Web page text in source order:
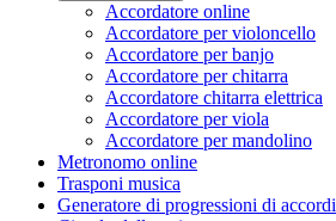
Accordatore online
Accordatore per violoncello
Accordatore per banjo
Accordatore per chitarra
Accordatore chitarra elettrica
Accordatore per viola
Accordatore per mandolino
Metronomo online
Trasponi musica
Generatore di progressioni di accordi